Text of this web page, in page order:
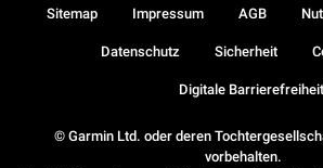
© Garmin Ltd. oder deren
vorbehalten.
Sitemap Impressum AGB
Datenschutz Sicherheit
Digitale Barrierefreiheit